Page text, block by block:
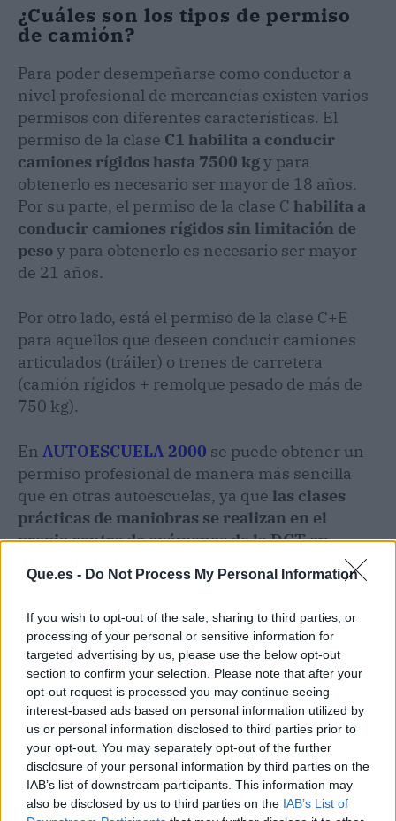
Que.es - Do Not Process My Personal Information
If you wish to opt-out of the sale, sharing to third parties, or
processing of your personal or sensitive information for
targeted advertising by us, please use the below opt-out
section to confirm your selection. Please note that after your
opt-out request is processed you may continue seeing
interest-based ads based on personal information utilized by
us or personal information disclosed to third parties prior to
your opt-out. You may separately opt-out of the further
disclosure of your personal information by third parties on the
IAB’s list of downstream participants. This information may
also be disclosed by us to third parties on the IAB’s List of
¿Cuáles son los tipos de permiso
de camión?
Para poder desempeñarse como conductor a
nivel profesional de mercancías existen varios
permisos con diferentes características. El
permiso de la clase C1 habilita a conducir
camiones rígidos hasta 7500 kgy para
obtenerlo es necesario ser mayor de 18 años.
Por su parte, el permiso de la clase C habilita a
conducir camiones rígidos sin limitación de
pesoy para obtenerlo es necesario ser mayor
de 21 años.
Por otro lado, está el permiso de la clase C+E
para aquellos que deseen conducir camiones
articulados (tráiler) o trenes de carretera
(camión rígidos + remolque pesado de más de
750 kg).
En AUTOESCUELA 2000 se puede obtener un
permiso profesional de manera más sencilla
que en otras autoescuelas, ya que las clases
prácticas de maniobras se realizan en el
propio centro de exámenes de la DGT en
, en la misma pista donde
luego el alumno se examina, familiarizándose
el día del examen. Además, dan las clases de
manera individualizada para así mejorar el
aprendizaje del alumno.
Artículo anterior
La calidad de las fresas
dentales contribuye en
una mayor duración del
instrumento, según
Artículo siguiente
Canussa, la marca de
complementos veganos
Made in Spain que
marca tendencia en la